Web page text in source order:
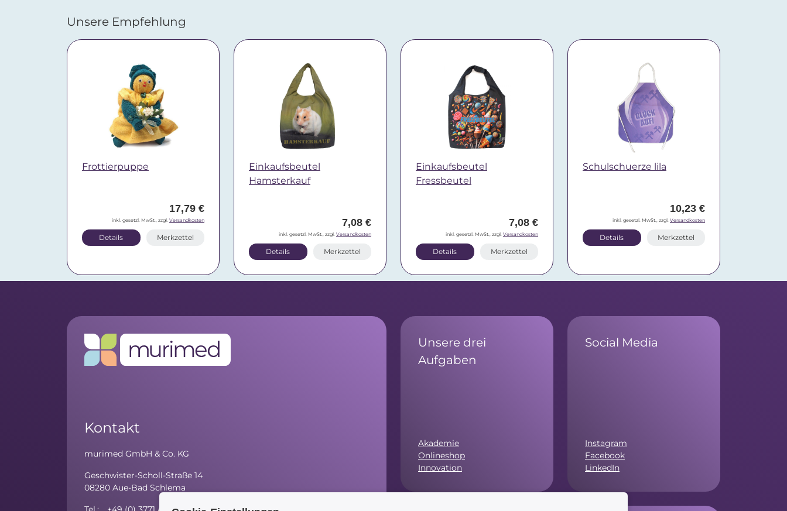
Unsere Empfehlung
Frottierpuppe
17,79 €
inkl. gesetzl. MwSt., zzgl. Versandkosten
Details Merkzettel
Einkaufsbeutel
Hamsterkauf
7,08 €
inkl. gesetzl. MwSt., zzgl. Versandkosten
Details Merkzettel
Einkaufsbeutel
Fressbeutel
7,08 €
inkl. gesetzl. MwSt., zzgl. Versandkosten
Details Merkzettel
Schulschuerze lila
10,23 €
inkl. gesetzl. MwSt., zzgl. Versandkosten
Details Merkzettel
Kontakt
murimed GmbH & Co. KG
Geschwister-Scholl-Straße 14
08280 Aue-Bad Schlema
Unsere drei
Aufgaben
Akademie
Onlineshop
Innovation
Social Media
Instagram
Facebook
LinkedIn